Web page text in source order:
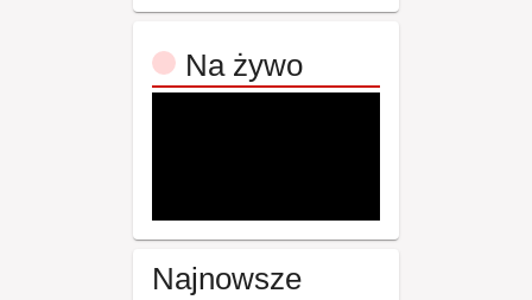
Na żywo
Najnowsze